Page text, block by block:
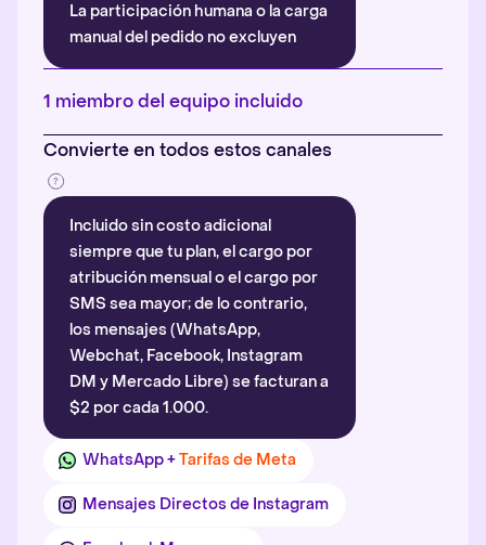
La participación humana o la carga
manual del pedido no excluyen
automáticamente la atribución.
Más información
1 miembro del equipo incluido
Convierte en todos estos canales
Incluido sin costo adicional
siempre que tu plan, el cargo por
atribución mensual o el cargo por
SMS sea mayor; de lo contrario,
los mensajes (WhatsApp,
Webchat, Facebook, Instagram
DM y Mercado Libre) se facturan a
$2 por cada 1.000.
WhatsApp +Tarifas de Meta
Mensajes Directos de Instagram